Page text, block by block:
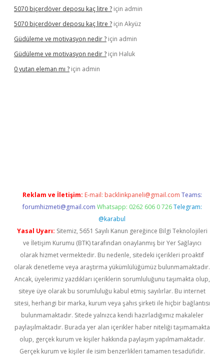
5070 biçerdöver deposu kaç litre ? için admin
5070 biçerdöver deposu kaç litre ? için Akyüz
Güdüleme ve motivasyon nedir ? için admin
Güdüleme ve motivasyon nedir ? için Haluk
0 yutan eleman mı ? için admin
Reklam ve İletişim: E-mail: backlinkpaneli@gmail.com Teams:
forumhizmeti@gmail.com Whatsapp: 0262 606 0 726 Telegram:
@karabul
Yasal Uyarı: Sitemiz, 5651 Sayılı Kanun gereğince Bilgi Teknolojileri
ve İletişim Kurumu (BTK) tarafından onaylanmış bir Yer Sağlayıcı
olarak hizmet vermektedir. Bu nedenle, sitedeki içerikleri proaktif
olarak denetleme veya araştırma yükümlülüğümüz bulunmamaktadır.
Ancak, üyelerimiz yazdıkları içeriklerin sorumluluğunu taşımakta olup,
siteye üye olarak bu sorumluluğu kabul etmiş sayılırlar. Bu internet
sitesi, herhangi bir marka, kurum veya şahıs şirketi ile hiçbir bağlantısı
bulunmamaktadır. Sitede yalnızca kendi hazırladığımız makaleler
paylaşılmaktadır. Burada yer alan içerikler haber niteliği taşımamakta
olup, gerçek kurum ve kişiler hakkında paylaşım yapılmamaktadır.
Gerçek kurum ve kişiler ile isim benzerlikleri tamamen tesadüfidir.